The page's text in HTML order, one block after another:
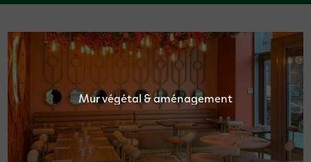
Mur végétal & aménagement